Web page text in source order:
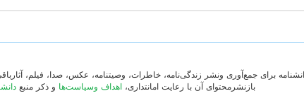
برای جمع‌آوری ونشر زندگی‌نامه، خاطرات، وصیتنامه، عکس، صدا، فیلم،
بازنشرمحتوای آن با رعایت امانتداری، اهداف وسیاست‌ها و ذکر منبع